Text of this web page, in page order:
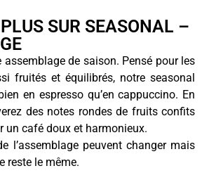
SUR SEASONAL –
assemblage de saison. Pensé pour les
fruités et équilibrés, notre seasonal
en espresso qu’en cappuccino. En
des notes rondes de fruits confits
un café doux et harmonieux.
l’assemblage peuvent changer mais
reste le même.